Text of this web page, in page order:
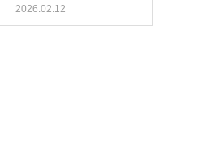
2026.02.12